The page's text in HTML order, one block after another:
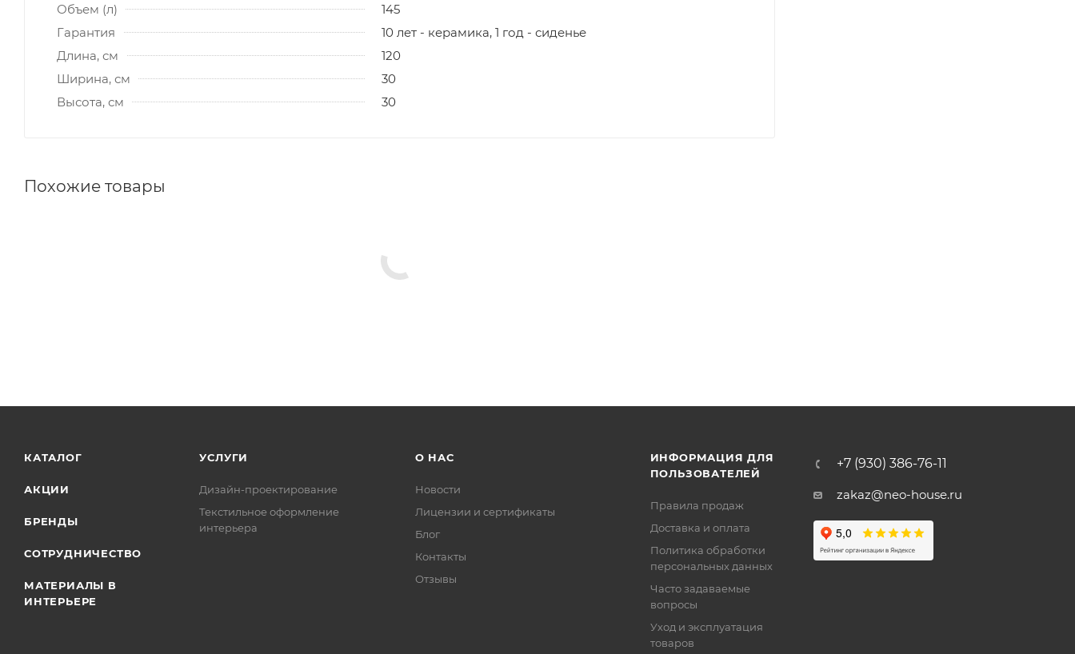
Объем (л)
145
Гарантия
10 лет - керамика, 1 год - сиденье
Длина, см
120
Ширина, см
30
Высота, см
30
Похожие товары
КАТАЛОГ
АКЦИИ
БРЕНДЫ
СОТРУДНИЧЕСТВО
МАТЕРИАЛЫ В
ИНТЕРЬЕРЕ
УСЛУГИ
Дизайн-проектирование
Текстильное оформление
интерьера
О НАС
Новости
Лицензии и сертификаты
Блог
Контакты
Отзывы
ИНФОРМАЦИЯ ДЛЯ
ПОЛЬЗОВАТЕЛЕЙ
Правила продаж
Доставка и оплата
Политика обработки
персональных данных
Часто задаваемые
вопросы
Уход и эксплуатация
товаров
+7 (930) 386-76-11
zakaz@neo-house.ru